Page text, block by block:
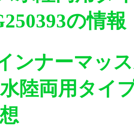
の情報
ンナーマッ
陸両用タイ